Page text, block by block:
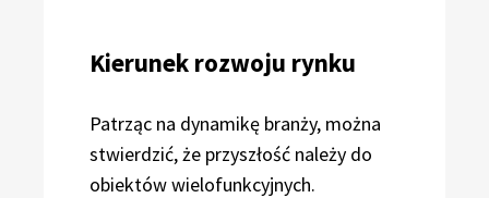
Kierunek rozwoju rynku
Patrząc na dynamikę branży, można
stwierdzić, że przyszłość należy do
obiektów wielofunkcyjnych.